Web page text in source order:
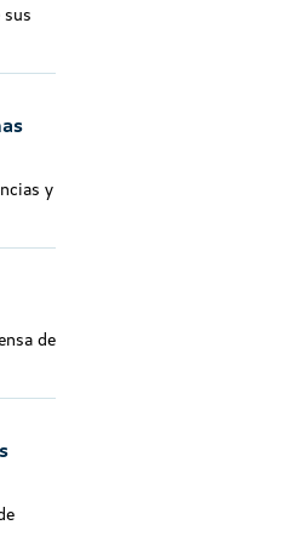
sus
y
de